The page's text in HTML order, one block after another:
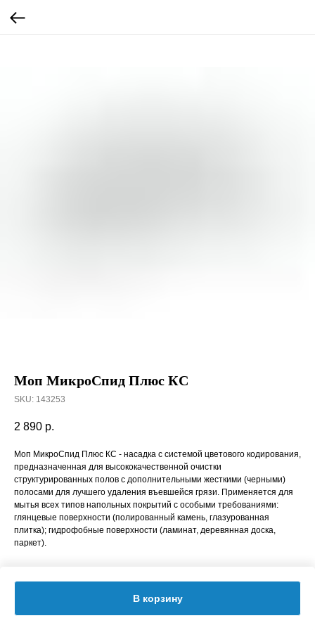
Моп МикроСпид Плюс КС
SKU: 143253
2 890 р.
В корзину
Моп МикроСпид Плюс КС - насадка с системой цветового кодирования,
предназначенная для высококачественной очистки
структурированных полов c дополнительными жесткими (черными)
полосами для лучшего удаления въевшейся грязи. Применяется для
мытья всех типов напольных покрытий с особыми требованиями:
глянцевые поверхности (полированный камень, глазурованная
плитка); гидрофобные поверхности (ламинат, деревянная доска,
паркет).